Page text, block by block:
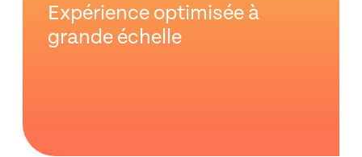
Expérience optimisée à
grande échelle